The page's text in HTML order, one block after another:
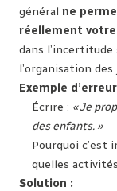
général ne
réellement
dans l’incertitude
l’organisation
Exemple
Écrire : « Je
des enfants. »
Pourquoi c’est
quelles
Solution :